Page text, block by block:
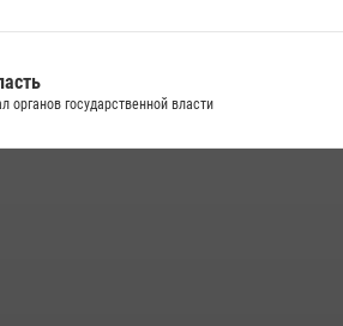
1
органов государственной власти